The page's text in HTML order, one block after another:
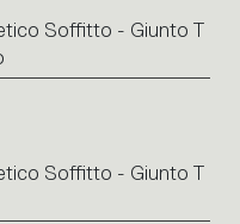
Soffitto - Giunto T
Soffitto - Giunto T